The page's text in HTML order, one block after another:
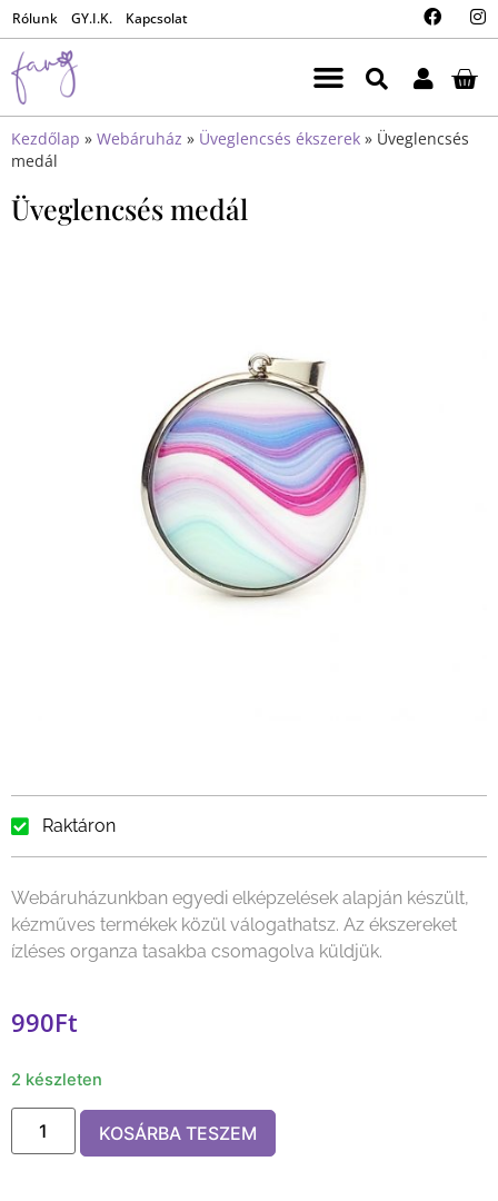
Rólunk GY.I.K. Kapcsolat
Kezdőlap » Webáruház » Üveglencsés ékszerek » Üveglencsés
medál
Üveglencsés medál
Raktáron
Webáruházunkban egyedi elképzelések alapján készült,
kézműves termékek közül válogathatsz. Az ékszereket
ízléses organza tasakba csomagolva küldjük.
990Ft
2 készleten
KOSÁRBA TESZEM